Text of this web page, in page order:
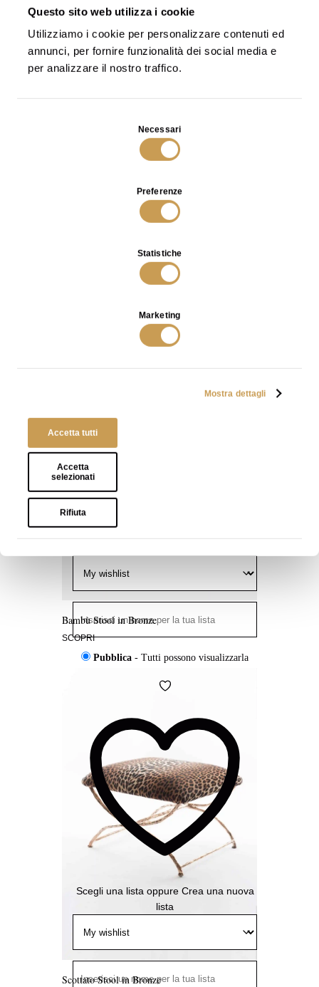
Questo sito web utilizza i cookie
Utilizziamo i cookie per personalizzare contenuti ed
annunci, per fornire funzionalità dei social media e
per analizzare il nostro traffico.
Necessari
Preferenze
Statistiche
Marketing
Mostra dettagli
Accetta tutti
Accetta
selezionati
Rifiuta
Privata- Solo tu puoi visualizzarla
Aggiungi
alla
Wishlist
Wishlist
lista
Condivisa- Solo chi ha il link può
visualizzarla
Scottato Stool in Bronze
Aggiungi
Pubblica - Tutti possono visualizzarla
- Solo chi ha il link può
Privata- Solo tu puoi visualizzarla
Aggiungi
alla
Wishlist
Bambù Stool in Bronze
SCOPRI
Wishlist
Scegli una listaoppure Crea una nuova
lista
Scottato Stool in Bronze